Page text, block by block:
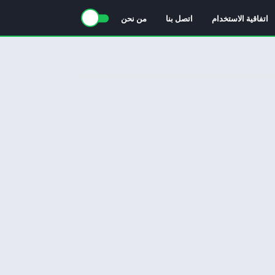
اتفاقية الاستخدام اتصل بنا من نحن